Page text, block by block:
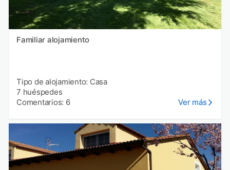
Familiar alojamiento
Tipo de alojamiento: Casa
7 huéspedes
Comentarios: 6
Ver más